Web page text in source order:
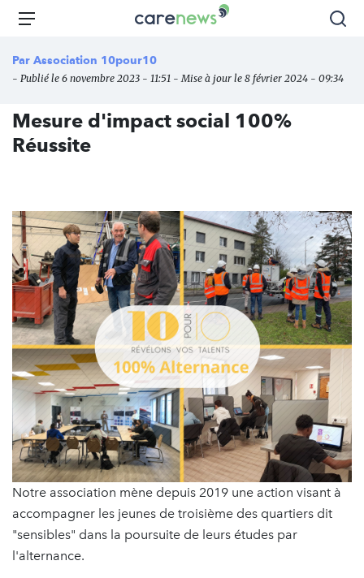
Aller
principal
Carenews,
média
des
l'engagement
Menu
Par Association 10pour10
- Publié le 6 novembre 2023 - 11:51 - Mise à jour le 8 février 2024 - 09:34
Mesure d'impact social 100%
Réussite
Notre association mène depuis 2019 une action visant à
accompagner les jeunes de troisième des quartiers dit
"sensibles" dans la poursuite de leurs études par
l'alternance.